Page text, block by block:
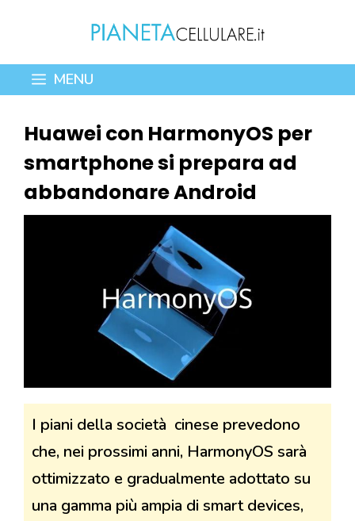
contenuto
MENU
Huawei con HarmonyOS per
smartphone si prepara ad
abbandonare Android
I piani della società cinese prevedono
che, nei prossimi anni, HarmonyOS sarà
ottimizzato e gradualmente adottato su
una gamma più ampia di smart devices,